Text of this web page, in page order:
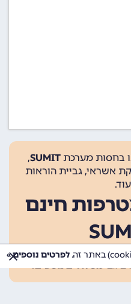
בחסות מערכת SUMIT
,
אשראי, גביית הוראות
חינם
ההצטרפות אינה כרוכה בתשלום, ומאפשרת 10 פעולות
גםמסלולים נוספים.
לפרטים נוספים »